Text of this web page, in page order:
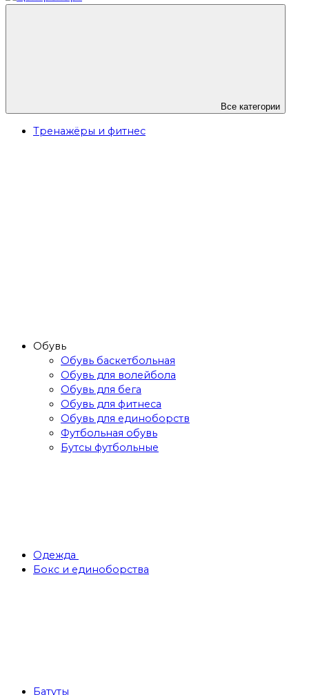
Все категории
Тренажёры и фитнес
Обувь
Обувь баскетбольная
Обувь для волейбола
Обувь для бега
Обувь для фитнеса
Обувь для единоборств
Футбольная обувь
Бутсы футбольные
Одежда
Бокс и единоборства
Батуты